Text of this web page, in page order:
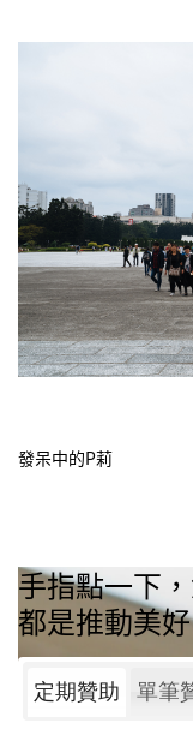
發呆中的P莉
手指點一下
都是推動美
定期贊助 單筆